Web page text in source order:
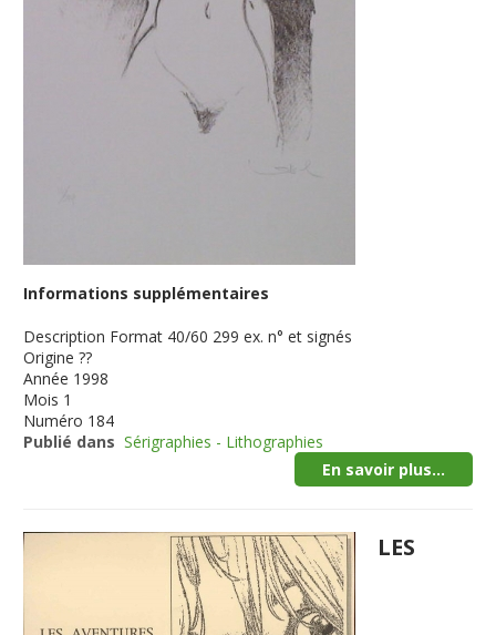
Informations supplémentaires
Description Format 40/60 299 ex. n° et signés
Origine ??
Année 1998
Mois 1
Numéro 184
Publié dans Sérigraphies - Lithographies
En savoir plus...
LES